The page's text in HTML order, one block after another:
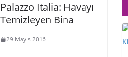
Palazzo Italia: Havayı
Temizleyen Bina
29 Mayıs 2016